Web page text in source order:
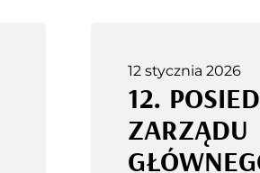
12 stycznia 2026
12.
ZARZĄDU